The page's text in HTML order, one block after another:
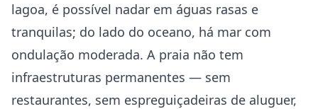
lagoa, é possível nadar em águas rasas e
tranquilas; do lado do oceano, há mar com
ondulação moderada. A praia não tem
infraestruturas permanentes — sem
restaurantes, sem espreguiçadeiras de aluguer,